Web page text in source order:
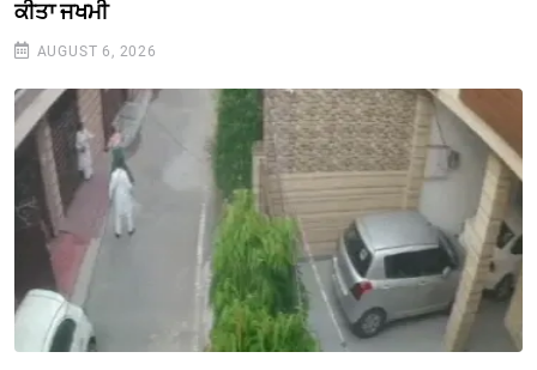
ਕੀਤਾ ਜਖਮੀ
AUGUST 6, 2026